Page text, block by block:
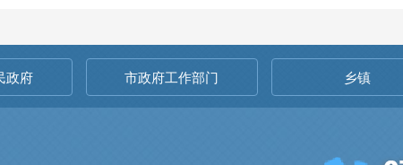
政府 市政府工作部门 乡镇